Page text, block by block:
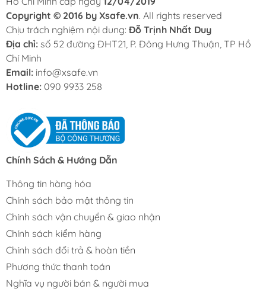
Copyright © 2016 by Xsafe.vn. All rights reserved
Chịu trách nghiệm nội dung: Đỗ Trịnh Nhất Duy
Địa chỉ: số 52 đường ĐHT21, P. Đông Hưng Thuận, TP Hồ
Chí Minh
Email: info@xsafe.vn
Hotline: 090 9933 258
Chính Sách & Hướng Dẫn
Thông tin hàng hóa
Chính sách bảo mật thông tin
Chính sách vận chuyển & giao nhận
Chính sách kiểm hàng
Chính sách đổi trả & hoàn tiền
Phương thức thanh toán
Nghĩa vụ người bán & người mua